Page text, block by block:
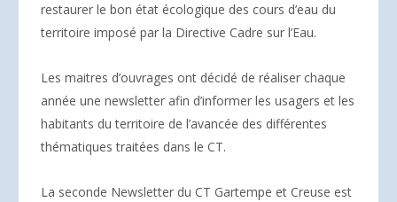
restaurer le bon état écologique des cours d’eau du
territoire imposé par la Directive Cadre sur l’Eau.
Les maitres d’ouvrages ont décidé de réaliser chaque
année une newsletter afin d’informer les usagers et les
habitants du territoire de l’avancée des différentes
thématiques traitées dans le CT.
La seconde Newsletter du CT Gartempe et Creuse est